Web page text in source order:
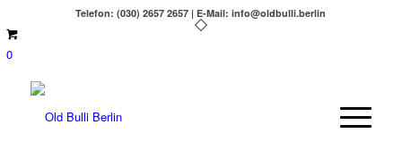
Telefon: (030) 2657 2657 | E-Mail: info@oldbulli.berlin
0